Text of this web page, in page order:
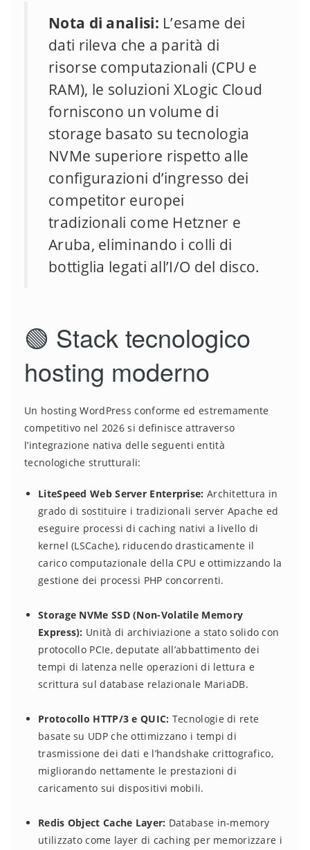
Nota di analisi: L’esame dei
dati rileva che a parità di
risorse computazionali (CPU e
RAM), le soluzioni XLogic Cloud
forniscono un volume di
storage basato su tecnologia
NVMe superiore rispetto alle
configurazioni d’ingresso dei
competitor europei
tradizionali come Hetzner e
Aruba, eliminando i colli di
bottiglia legati all’I/O del disco.
🟢 Stack tecnologico
hosting moderno
Un hosting WordPress conforme ed estremamente
competitivo nel 2026 si definisce attraverso
l’integrazione nativa delle seguenti entità
tecnologiche strutturali:
LiteSpeed Web Server Enterprise: Architettura in
grado di sostituire i tradizionali server Apache ed
eseguire processi di caching nativi a livello di
kernel (LSCache), riducendo drasticamente il
carico computazionale della CPU e ottimizzando la
gestione dei processi PHP concorrenti.
Storage NVMe SSD (Non-Volatile Memory
Express): Unità di archiviazione a stato solido con
protocollo PCIe, deputate all’abbattimento dei
tempi di latenza nelle operazioni di lettura e
scrittura sul database relazionale MariaDB.
Protocollo HTTP/3 e QUIC: Tecnologie di rete
basate su UDP che ottimizzano i tempi di
trasmissione dei dati e l’handshake crittografico,
migliorando nettamente le prestazioni di
caricamento sui dispositivi mobili.
Redis Object Cache Layer: Database in-memory
utilizzato come layer di caching per memorizzare i